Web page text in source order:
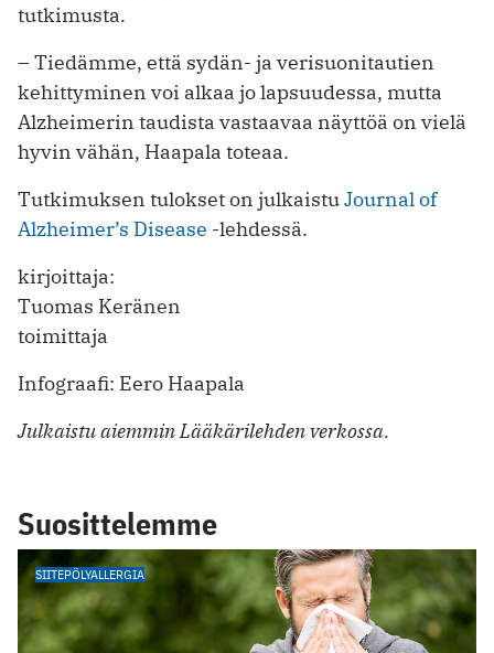
tutkimusta.
– Tiedämme, että sydän- ja verisuonitautien
kehittyminen voi alkaa jo lapsuudessa, mutta
Alzheimerin taudista vastaavaa näyttöä on vielä
hyvin vähän, Haapala toteaa.
Tutkimuksen tulokset on julkaistuJournal of
Alzheimer’s Disease -lehdessä.
kirjoittaja:
Tuomas Keränen
toimittaja
Infograafi: Eero Haapala
Julkaistu aiemmin Lääkärilehden verkossa.
Suosittelemme
SIITEPÖLYALLERGIA